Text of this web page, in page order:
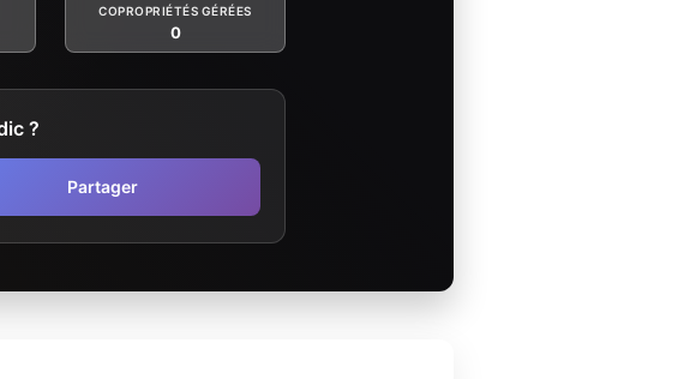
COPROPRIÉTÉS GÉRÉES
0
?
Partager